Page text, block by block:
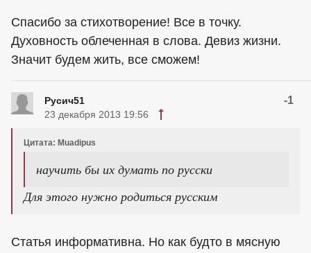
Спасибо за стихотворение! Все в точку.
Духовность облеченная в слова. Девиз жизни.
Значит будем жить, все сможем!
Русич51 -1
23 декабря 2013 19:56
Цитата: Muadipus
научить бы их думать по русски
Для этого нужно родиться русским
Статья информативна. Но как будто в мясную